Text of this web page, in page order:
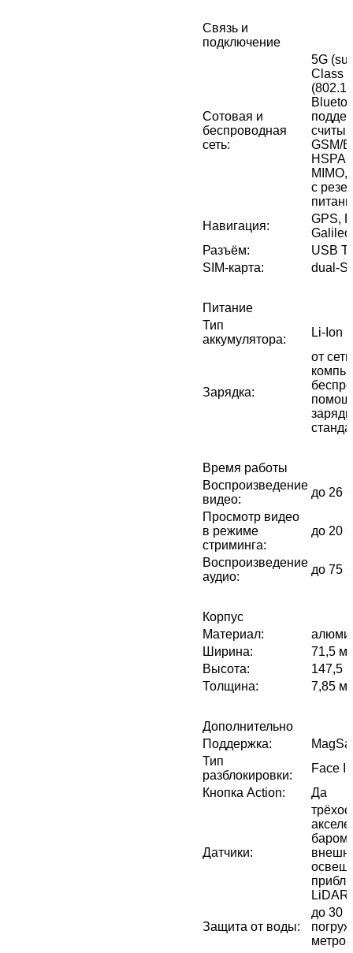
Связь и
подключение
Сотовая и
беспроводная
сеть:
5G
Class
GSM/
MIMO,
с
Навигация:
GPS,
Разъём:
USB
SIM-карта: dual-
Питание
Тип
аккумулятора:
Li-Ion
Зарядка:
от
Время работы
Воспроизведение
видео:
до 26
Просмотр видео
в режиме
стриминга:
до 20
Воспроизведение
аудио:
до 75
Корпус
Материал:
Ширина:
71,5
Высота:
147,5
Толщина: 7,85
Дополнительно
Поддержка:
Тип
разблокировки:
Face
Кнопка Action: Да
Датчики:
LiDAR
Защита от воды:
до 30
метров